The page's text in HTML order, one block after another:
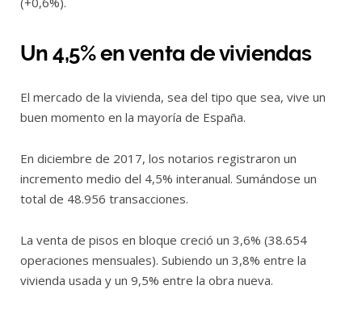
Un 4,5% en venta de viviendas
El mercado de la vivienda, sea del tipo que sea, vive un
buen momento en la mayoría de España.
En diciembre de 2017, los notarios registraron un
incremento medio del 4,5% interanual. Sumándose un
total de 48.956 transacciones.
La venta de pisos en bloque creció un 3,6% (38.654
operaciones mensuales). Subiendo un 3,8% entre la
vivienda usada y un 9,5% entre la obra nueva.